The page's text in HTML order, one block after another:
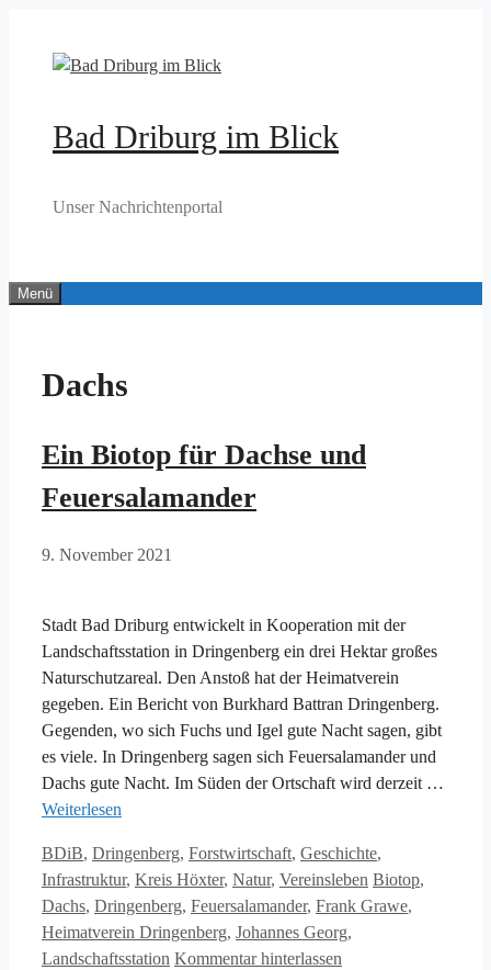
springen
Bad Driburg im Blick
Unser Nachrichtenportal
Menü
Dachs
Ein Biotop für Dachse und
Feuersalamander
9. November 2021
Stadt Bad Driburg entwickelt in Kooperation mit der
Landschaftsstation in Dringenberg ein drei Hektar großes
Naturschutzareal. Den Anstoß hat der Heimatverein
gegeben. Ein Bericht von Burkhard Battran Dringenberg.
Gegenden, wo sich Fuchs und Igel gute Nacht sagen, gibt
es viele. In Dringenberg sagen sich Feuersalamander und
Dachs gute Nacht. Im Süden der Ortschaft wird derzeit …
Weiterlesen
Kategorien
BDiB, Dringenberg, Forstwirtschaft, Geschichte,
Infrastruktur, Kreis Höxter, Natur, Vereinsleben Schlagwörter
Biotop,
Dachs, Dringenberg, Feuersalamander, Frank Grawe,
Heimatverein Dringenberg, Johannes Georg,
Landschaftsstation Kommentar hinterlassen